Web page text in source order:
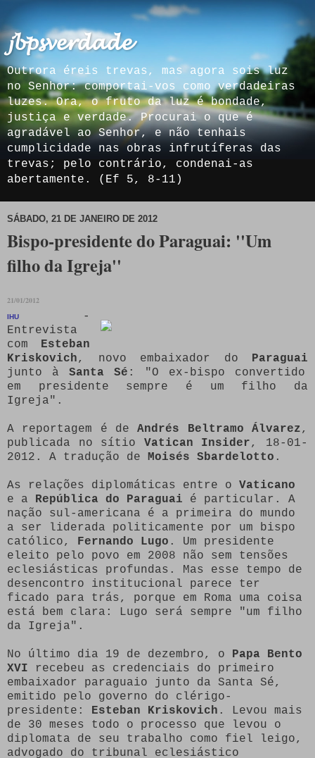
𝓳𝓫𝓹𝓼𝓿𝓮𝓻𝓭𝓪𝓭𝓮
Outrora éreis trevas, mas agora sois luz
no Senhor: comportai-vos como verdadeiras
luzes. Ora, o fruto da luz é bondade,
justiça e verdade. Procurai o que é
agradável ao Senhor, e não tenhais
cumplicidade nas obras infrutíferas das
trevas; pelo contrário, condenai-as
abertamente. (Ef 5, 8-11)
SÁBADO, 21 DE JANEIRO DE 2012
Bispo-presidente do Paraguai: ''Um
filho da Igreja''
21/01/2012
IHU
-
Entrevista
com Esteban
Kriskovich, novo embaixador do Paraguai
junto à Santa Sé : "O ex-bispo convertido
em presidente sempre é um filho da
Igreja".
A reportagem é deAndrés Beltramo Álvarez,
publicada no sítio Vatican Insider, 18-01-
2012. A tradução de Moisés Sbardelotto .
As relações diplomáticas entre o Vaticano
e a República do Paraguai é particular. A
nação sul-americana é a primeira do mundo
a ser liderada politicamente por um bispo
católico, Fernando Lugo . Um presidente
eleito pelo povo em 2008 não sem tensões
eclesiásticas profundas. Mas esse tempo de
desencontro institucional parece ter
ficado para trás, porque em Roma uma coisa
está bem clara: Lugo será sempre "um filho
da Igreja".
No último dia 19 de dezembro, o Papa Bento
XVI
recebeu as credenciais do primeiro
embaixador paraguaio junto da Santa Sé,
emitido pelo governo do clérigo-
presidente: Esteban Kriskovich . Levou mais
de 30 meses todo o processo que levou o
diplomata de seu trabalho como fiel leigo,
advogado do tribunal eclesiástico